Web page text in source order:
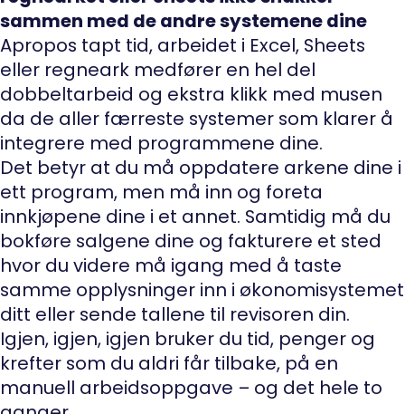
sammen med de andre systemene dine
Apropos tapt tid, arbeidet i Excel, Sheets
eller regneark medfører en hel del
dobbeltarbeid og ekstra klikk med musen
da de aller færreste systemer som klarer å
integrere med programmene dine.
Det betyr at du må oppdatere arkene dine i
ett program, men må inn og foreta
innkjøpene dine i et annet. Samtidig må du
bokføre salgene dine og fakturere et sted
hvor du videre må igang med å taste
samme opplysninger inn i økonomisystemet
ditt eller sende tallene til revisoren din.
Igjen, igjen, igjen bruker du tid, penger og
krefter som du aldri får tilbake, på en
manuell arbeidsoppgave – og det hele to